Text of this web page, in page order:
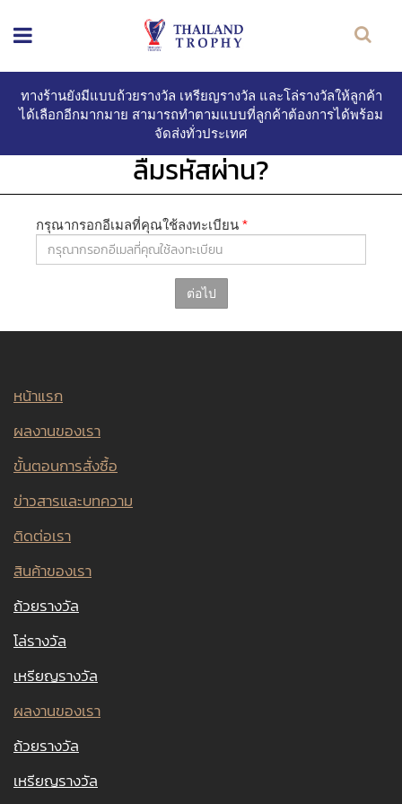
ทางร้านยังมีแบบถ้วยรางวัล เหรียญรางวัล และโล่รางวัลให้ลูกค้า
ได้เลือกอีกมากมาย สามารถทำตามแบบที่ลูกค้าต้องการได้พร้อม
จัดส่งทั่วประเทศ
ลืมรหัสผ่าน?
กรุณากรอกอีเมลที่คุณใช้ลงทะเบียน *
ต่อไป
หน้าแรก
ผลงานของเรา
ขั้นตอนการสั่งซื้อ
ข่าวสารและบทความ
ติดต่อเรา
สินค้าของเรา
ถ้วยรางวัล
โล่รางวัล
เหรียญรางวัล
ผลงานของเรา
ถ้วยรางวัล
เหรียญรางวัล